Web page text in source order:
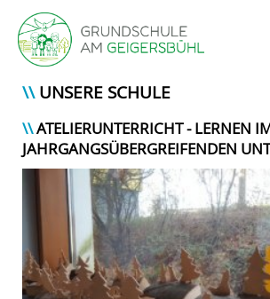
UNSERE SCHULE
ATELIERUNTERRICHT - LERNEN
JAHRGANGSÜBERGREIFENDEN